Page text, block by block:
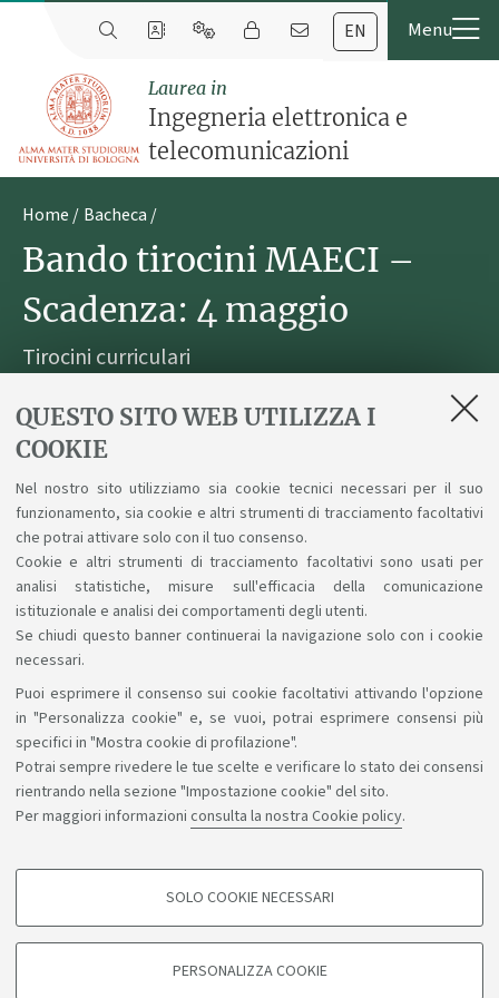
QUESTO SITO WEB UTILIZZA I
COOKIE
Nel nostro sito utilizziamo sia cookie tecnici necessari per il suo
funzionamento, sia cookie e altri strumenti di tracciamento facoltativi
che potrai attivare solo con il tuo consenso.
Cookie e altri strumenti di tracciamento facoltativi sono usati per
analisi statistiche, misure sull'efficacia della comunicazione
istituzionale e analisi dei comportamenti degli utenti.
Se chiudi questo banner continuerai la navigazione solo con i cookie
necessari.
Puoi esprimere il consenso sui cookie facoltativi attivando l'opzione
in "Personalizza cookie" e, se vuoi, potrai esprimere consensi più
specifici in "Mostra cookie di profilazione".
Potrai sempre rivedere le tue scelte e verificare lo stato dei consensi
rientrando nella sezione "Impostazione cookie" del sito.
Per maggiori informazioni consulta la nostra Cookie policy.
COOKIE DI PROFILAZIONE - FACOLTATIVI
degli utenti, creare profili in base al loro comportamento sul sito, per analisi
SOLO COOKIE NECESSARI
PERSONALIZZA COOKIE
EN
Laurea in
Ingegneria elettronica e
telecomunicazioni
Home Bacheca
Bando tirocini MAECI –
Scadenza: 4 maggio
Tirocini curriculari
Pubblicato il14 aprile 2026
È online il bando di selezione per 15 tirocini curriculari
della durata di tre mesi presso le Scuole italiane
all’estero.Link
Sosteniamo il diritto alla conoscenza
Seguici su:
Bologna - Via Zamboni, 33 - 40126 Bologna - PI: 01131710376 -